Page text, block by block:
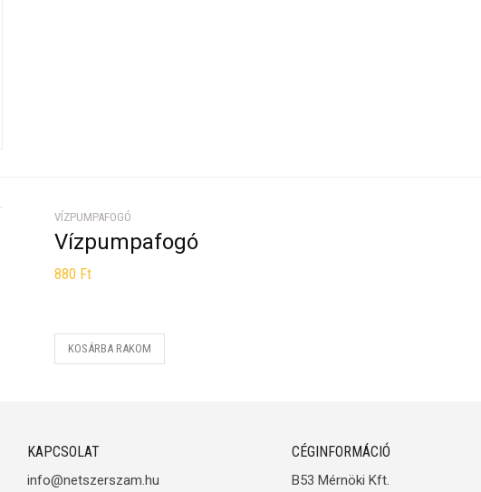
VÍZPUMPAFOGÓ
Vízpumpafogó
880 Ft
KOSÁRBA RAKOM
KAPCSOLAT
info@netszerszam.hu
CÉGINFORMÁCIÓ
B53 Mérnöki Kft.